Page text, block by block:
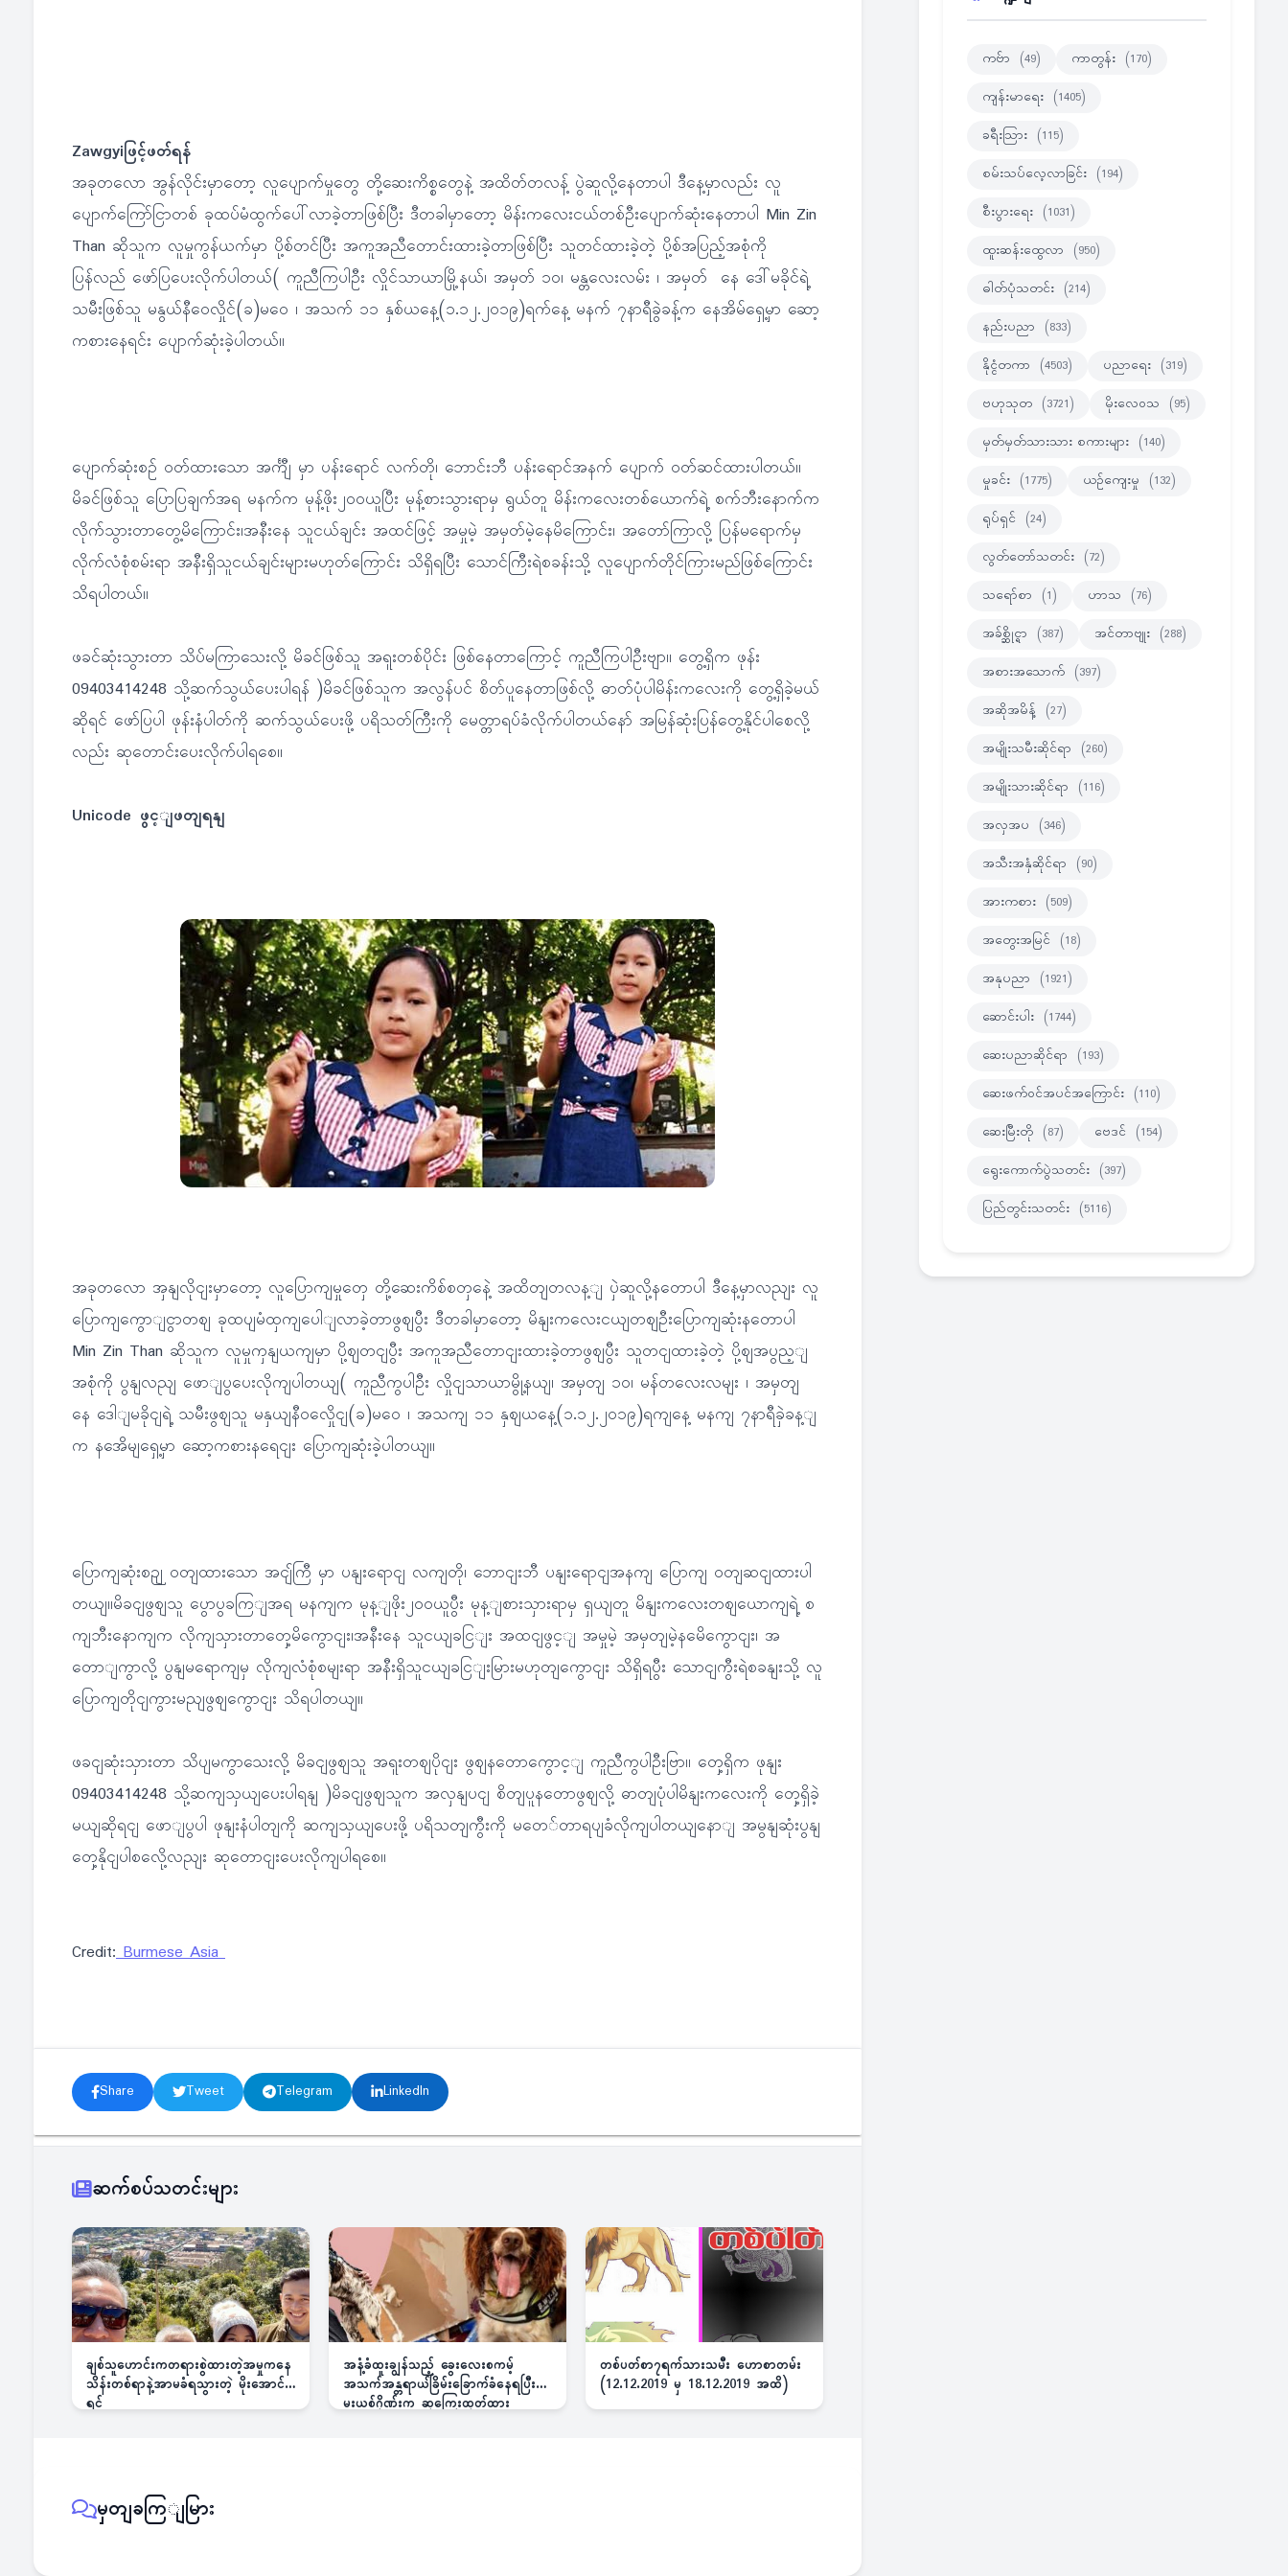
Zawgyiဖြင့်ဖတ်ရန်
အခုတလော အွန်လိုင်းမှာတော့ လူပျောက်မှုတွေ တို့ဆေးကိစ္စတွေနဲ့ အထိတ်တလန့် ပွဲဆူလို့နေတာပါ ဒီနေ့မှာလည်း လူ
ပျောက်ကြော်ငြာတစ် ခုထပ်မံထွက်ပေါ်လာခဲ့တာဖြစ်ပြီး ဒီတခါမှာတော့ မိန်းကလေးငယ်တစ်ဦးပျောက်ဆုံးနေတာပါ Min Zin
Than ဆိုသူက လူမှုကွန်ယက်မှာ ပို့စ်တင်ပြီး အကူအညီတောင်းထားခဲ့တာဖြစ်ပြီး သူတင်ထားခဲ့တဲ့ ပို့စ်အပြည့်အစုံကို
ပြန်လည် ဖော်ပြပေးလိုက်ပါတယ်( ကူညီကြပါဦး လှိုင်သာယာမြို့နယ်၊ အမှတ် ၁၀၊ မန္တလေးလမ်း ၊ အမှတ် နေ ဒေါ်မခိုင်ရဲ့
သမီးဖြစ်သူ မနွယ်နီဝေလှိုင်(ခ)မဝေ ၊ အသက် ၁၁ နှစ်ယနေ့(၁.၁၂.၂၀၁၉)ရက်နေ့ မနက် ၇နာရီခွဲခန့်က နေအိမ်ရှေ့မှာ ဆော့
ကစားနေရင်း ပျောက်ဆုံးခဲ့ပါတယ်။
ပျောက်ဆုံးစဉ် ဝတ်ထားသော အင်္ကျီ မှာ ပန်းရောင် လက်တို၊ ဘောင်းဘီ ပန်းရောင်အနက် ပျောက် ဝတ်ဆင်ထားပါတယ်။
မိခင်ဖြစ်သူ ပြောပြချက်အရ မနက်က မုန့်ဖိုး၂၀၀ယူပြီး မုန့်စားသွားရာမှ ရွယ်တူ မိန်းကလေးတစ်ယောက်ရဲ့ စက်ဘီးနောက်က
လိုက်သွားတာတွေ့မိကြောင်း၊အနီးနေ သူငယ်ချင်း အထင်ဖြင့် အမှုမဲ့ အမှတ်မဲ့နေမိကြောင်း၊ အတော်ကြာလို့ ပြန်မရောက်မှ
လိုက်လံစုံစမ်းရာ အနီးရှိသူငယ်ချင်းများမဟုတ်ကြောင်း သိရှိရပြီး သောင်ကြီးရဲစခန်းသို့ လူပျောက်တိုင်ကြားမည်ဖြစ်ကြောင်း
သိရပါတယ်။
ဖခင်ဆုံးသွားတာ သိပ်မကြာသေးလို့ မိခင်ဖြစ်သူ အရူးတစ်ပိုင်း ဖြစ်နေတာကြောင့် ကူညီကြပါဦးဗျာ။ တွေ့ရှိက ဖုန်း
09403414248 သို့ဆက်သွယ်ပေးပါရန် )မိခင်ဖြစ်သူက အလွန်ပင် စိတ်ပူနေတာဖြစ်လို့ ဓာတ်ပုံပါမိန်းကလေးကို တွေ့ရှိခဲ့မယ်
ဆိုရင် ဖော်ပြပါ ဖုန်းနံပါတ်ကို ဆက်သွယ်ပေးဖို့ ပရိသတ်ကြီးကို မေတ္တာရပ်ခံလိုက်ပါတယ်နော် အမြန်ဆုံးပြန်တွေ့နိုင်ပါစေလို့
လည်း ဆုတောင်းပေးလိုက်ပါရစေ။
Unicode ဖွင့ျဖတျရနျ
အခုတလော အှနျလိုငျးမှာတော့ လူပြောကျမှုတှေ တို့ဆေးကိစ်စတှနေဲ့ အထိတျတလန့ျ ပှဲဆူလို့နတောပါ ဒီနေ့မှာလညျး လူ
ပြောကျကွောျငွာတဈ ခုထပျမံထှကျပေါျလာခဲ့တာဖွဈပွီး ဒီတခါမှာတော့ မိနျးကလေးငယျတဈဦးပြောကျဆုံးနတောပါ
Min Zin Than ဆိုသူက လူမှုကှနျယကျမှာ ပို့ဈတငျပွီး အကူအညီတောငျးထားခဲ့တာဖွဈပွီး သူတငျထားခဲ့တဲ့ ပို့ဈအပွည့ျ
အစုံကို ပွနျလညျ ဖောျပွပေးလိုကျပါတယျ( ကူညီကွပါဦး လှိုငျသာယာမွို့နယျ၊ အမှတျ ၁၀၊ မန်တလေးလမျး ၊ အမှတျ
နေ ဒေါျမခိုငျရဲ့ သမီးဖွဈသူ မနှယျနီဝလှေိုငျ(ခ)မဝေ ၊ အသကျ ၁၁ နှဈယနေ့(၁.၁၂.၂၀၁၉)ရကျနေ့ မနကျ ၇နာရီခှဲခန့ျ
က နအေိမျရှေ့မှာ ဆော့ကစားနရေငျး ပြောကျဆုံးခဲ့ပါတယျ။
ပြောကျဆုံးစဉျ ဝတျထားသော အငျ်ကြီ မှာ ပနျးရောငျ လကျတို၊ ဘောငျးဘီ ပနျးရောငျအနကျ ပြောကျ ဝတျဆငျထားပါ
တယျ။မိခငျဖွဈသူ ပွောပွခကြျအရ မနကျက မုန့ျဖိုး၂၀၀ယူပွီး မုန့ျစားသှားရာမှ ရှယျတူ မိနျးကလေးတဈယောကျရဲ့ စ
ကျဘီးနောကျက လိုကျသှားတာတှေ့မိကွောငျး၊အနီးနေ သူငယျခငြျး အထငျဖွင့ျ အမှုမဲ့ အမှတျမဲ့နမေိကွောငျး၊ အ
တောျကွာလို့ ပွနျမရောကျမှ လိုကျလံစုံစမျးရာ အနီးရှိသူငယျခငြျးမြားမဟုတျကွောငျး သိရှိရပွီး သောငျကွီးရဲစခနျးသို့ လူ
ပြောကျတိုငျကွားမညျဖွဈကွောငျး သိရပါတယျ။
ဖခငျဆုံးသှားတာ သိပျမကွာသေးလို့ မိခငျဖွဈသူ အရူးတဈပိုငျး ဖွဈနတောကွောင့ျ ကူညီကွပါဦးဗြာ။ တှေ့ရှိက ဖုနျး
09403414248 သို့ဆကျသှယျပေးပါရနျ )မိခငျဖွဈသူက အလှနျပငျ စိတျပူနတောဖွဈလို့ ဓာတျပုံပါမိနျးကလေးကို တှေ့ရှိခဲ့
မယျဆိုရငျ ဖောျပွပါ ဖုနျးနံပါတျကို ဆကျသှယျပေးဖို့ ပရိသတျကွီးကို မတေ်တာရပျခံလိုကျပါတယျနောျ အမွနျဆုံးပွနျ
တှေ့နိုငျပါစလေို့လညျး ဆုတောငျးပေးလိုကျပါရစေ။
Credit:Burmese Asia
Share Tweet Telegram LinkedIn
ဆက်စပ်သတင်းများ
ချစ်သူဟောင်းကတရားစွဲထားတဲ့အမှုကနေ
သိန်းတစ်ရာနဲ့အာမခံရသွားတဲ့ မိုးအောင်
ရင်
အနံ့ခံထူးချွန်သည့် ခွေးလေးစကမ့်
အသက်အန္တရာယ်ခြိမ်းခြောက်ခံနေရပြီး
မူးယစ်ဂိုဏ်းက ဆုကြေးထုတ်ထား
တစ်ပတ်စာ၇ရက်သားသမီး ဟောစာတမ်း
(12.12.2019 မှ 18.12.2019 အထိ)
မှတျခကြျမြား
ကဗ်ာ (49) ကာတွန်း (170)
ကျန်းမာရေး (1405)
ခရီးသြား (115)
စမ်းသပ်လေ့လာခြင်း (194)
စီးပွားရေး (1031)
ထူးဆန်းထွေလာ (950)
ဓါတ်ပုံသတင်း (214)
နည်းပညာ (833)
နိုင္ငံတကာ (4503) ပညာရေး (319)
ဗဟုသုတ (3721) မိုးလေဝသ (95)
မှတ်မှတ်သားသား စကားများ (140)
မှုခင်း (1775) ယဉ်ကျေးမှု (132)
ရုပ်ရှင် (24)
လွတ်တော်သတင်း (72)
သရော်စာ (1) ဟာသ (76)
အခ်စ္ဆိုင္ရာ (387) အင်တာဗျုး (288)
အစားအသောက် (397)
အဆိုအမိန့် (27)
အမျိုးသမီးဆိုင်ရာ (260)
အမျိုးသားဆိုင်ရာ (116)
အလှအပ (346)
အသီးအနှံဆိုင်ရာ (90)
အားကစား (509)
အတွေးအမြင် (18)
အနုပညာ (1921)
ဆောင်းပါး (1744)
ဆေးပညာဆိုင်ရာ (193)
ဆေးဖက်ဝင်အပင်အကြောင်း (110)
ဆေးမြီးတို (87) ဗေဒင် (154)
ရွေးကောက်ပွဲသတင်း (397)
ပြည်တွင်းသတင်း (5116)